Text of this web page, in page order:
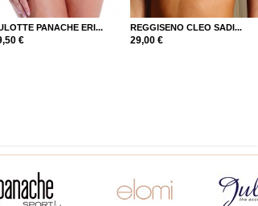
PANACHE ERI...
€
REGGISENO CLEO SADI...
29,00 €